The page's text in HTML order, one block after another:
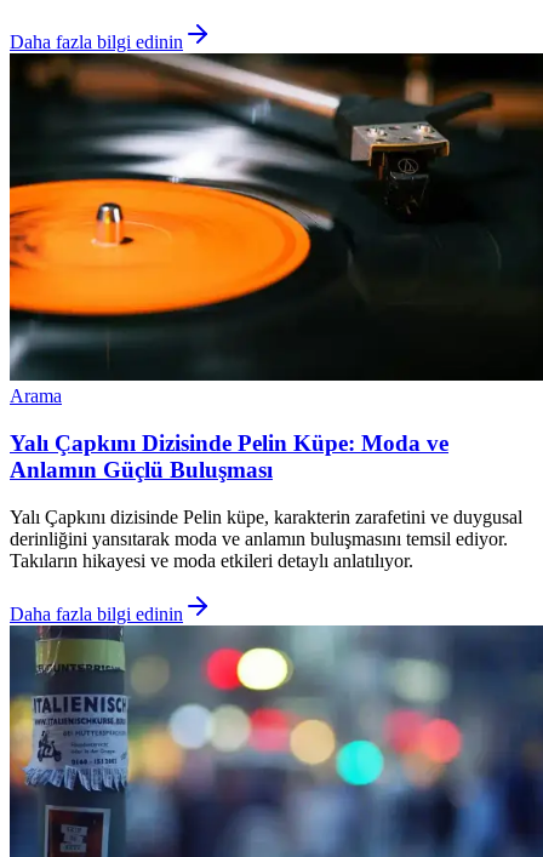
Daha fazla bilgi edinin
Arama
Yalı Çapkını Dizisinde Pelin Küpe: Moda ve
Anlamın Güçlü Buluşması
Yalı Çapkını dizisinde Pelin küpe, karakterin zarafetini ve duygusal
derinliğini yansıtarak moda ve anlamın buluşmasını temsil ediyor.
Takıların hikayesi ve moda etkileri detaylı anlatılıyor.
Daha fazla bilgi edinin